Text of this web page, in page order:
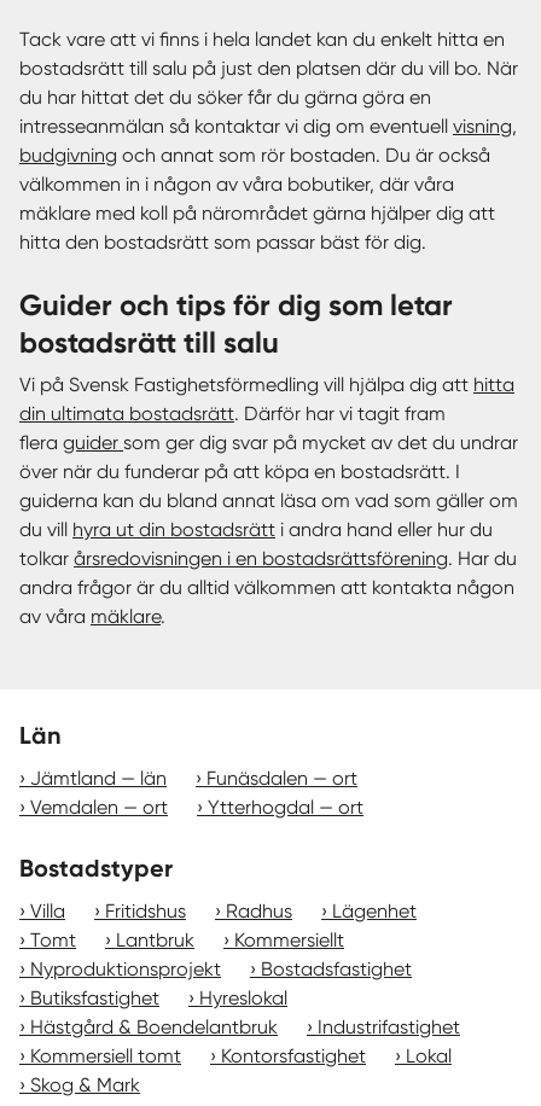
Tack vare att vi finns i hela landet kan du enkelt hitta en
bostadsrätt till salu på just den platsen där du vill bo. När
du har hittat det du söker får du gärna göra en
intresseanmälan så kontaktar vi dig om eventuell visning,
budgivning och annat som rör bostaden. Du är också
välkommen in i någon av våra bobutiker, där våra
mäklare med koll på närområdet gärna hjälper dig att
hitta den bostadsrätt som passar bäst för dig.
Guider och tips för dig som letar
bostadsrätt till salu
Vi på Svensk Fastighetsförmedling vill hjälpa dig att hitta
din ultimata bostadsrätt. Därför har vi tagit fram
flera guider som ger dig svar på mycket av det du undrar
över när du funderar på att köpa en bostadsrätt. I
guiderna kan du bland annat läsa om vad som gäller om
du vill hyra ut din bostadsrätt i andra hand eller hur du
tolkar årsredovisningen i en bostadsrättsförening. Har du
andra frågor är du alltid välkommen att kontakta någon
av våra mäklare.
Län
Jämtland — län
Funäsdalen — ort
Vemdalen — ort
Ytterhogdal — ort
Bostadstyper
Villa Fritidshus Radhus
Lägenhet
Tomt
Lantbruk
Kommersiellt
Nyproduktionsprojekt
Bostadsfastighet
Butiksfastighet
Hyreslokal
Hästgård & Boendelantbruk
Industrifastighet
Kommersiell tomt
Kontorsfastighet
Lokal
Skog & Mark